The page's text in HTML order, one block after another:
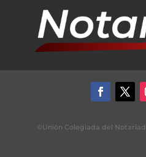
©Unión Colegiada del